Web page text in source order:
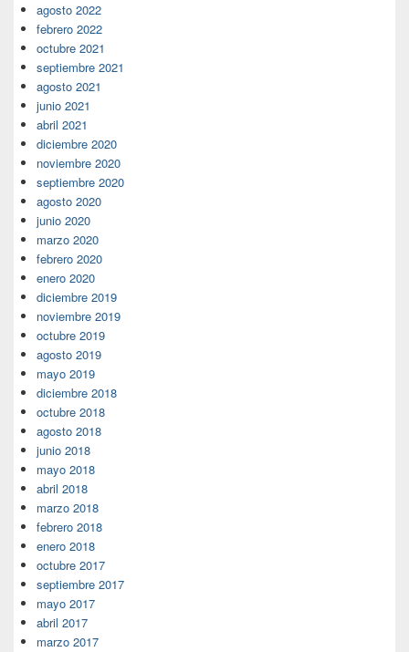
agosto 2022
febrero 2022
octubre 2021
septiembre 2021
agosto 2021
junio 2021
abril 2021
diciembre 2020
noviembre 2020
septiembre 2020
agosto 2020
junio 2020
marzo 2020
febrero 2020
enero 2020
diciembre 2019
noviembre 2019
octubre 2019
agosto 2019
mayo 2019
diciembre 2018
octubre 2018
agosto 2018
junio 2018
mayo 2018
abril 2018
marzo 2018
febrero 2018
enero 2018
octubre 2017
septiembre 2017
mayo 2017
abril 2017
marzo 2017